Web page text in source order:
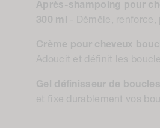
Après-shampoing pour
300 ml
- Démêle, renforce,
Crème pour cheveux
Adoucit et définit les
Gel définisseur de boucles
et fixe durablement vos